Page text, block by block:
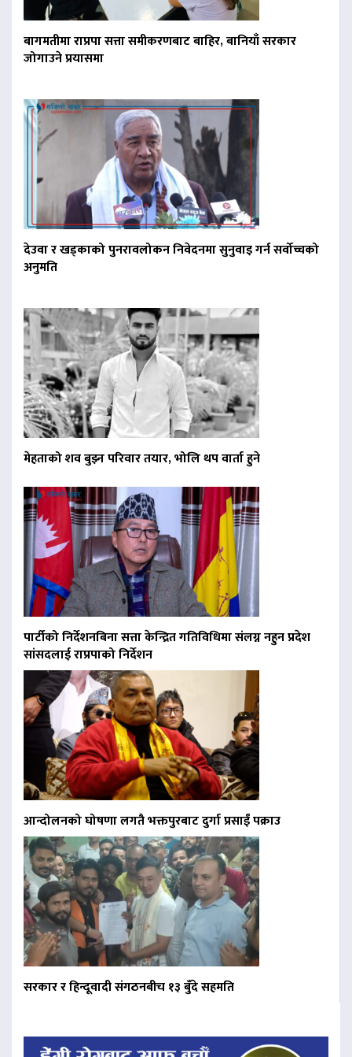
बागमतीमा राप्रपा सत्ता समीकरणबाट बाहिर, बानियाँ सरकार
जोगाउने प्रयासमा
देउवा र खड्काको पुनरावलोकन निवेदनमा सुनुवाइ गर्न सर्वोच्चको
अनुमति
मेहताको शव बुझ्न परिवार तयार, भोलि थप वार्ता हुने
पार्टीको निर्देशनबिना सत्ता केन्द्रित गतिविधिमा संलग्न नहुन प्रदेश
सांसदलाई राप्रपाको निर्देशन
आन्दोलनको घोषणा लगतै भक्तपुरबाट दुर्गा प्रसाईं पक्राउ
सरकार र हिन्दूवादी संगठनबीच १३ बुँदे सहमति